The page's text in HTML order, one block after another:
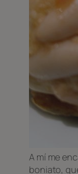
A mí me
boniato,